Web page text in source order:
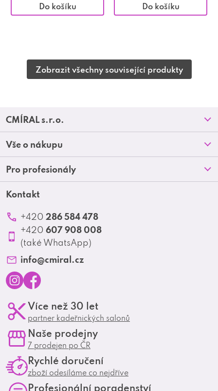
Do košíku Do košíku
Zobrazit všechny související produkty
Z
á
p
a
CMÍRAL s.r.o.
Prodejny
O nás
Blog
Kontakt
Vše o nákupu
Doprava a platba
Obchodní podmínky
Reklamace a vrácení zboží
Ochrana osobních údajů
Pro profesionály
Akční letáky
Produktové katalogy
Profesionální spolupráce
Matrix Club
Kontakt
+420 286 584 478
+420 607 908 008
(také WhatsApp)
info@cmiral.cz
n
s
g
a
e
o
o
Více než 30 let
partner kadeřnických salonů
Naše prodejny
7 prodejen po ČR
Rychlé doručení
zboží odesíláme co nejdříve
Profesionální poradenství